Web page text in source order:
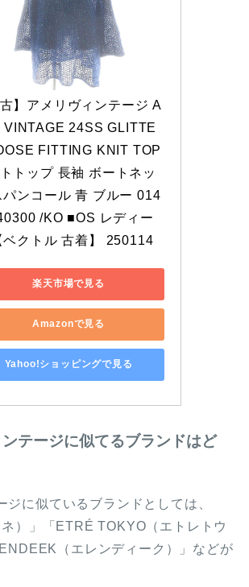
古】アメリヴィンテージ A
VINTAGE 24SS GLITTE
FITTING KNIT TOP
トップ 長袖 ボートネッ
パンコール 青 ブルー 014
/KO ■OS レディー
ベクトル 古着】 250114
楽天市場で見る
Amazonで見る
Yahoo!ショッピングで見る
テージに似てるブランドはど
ジに似ているブランドとしては、
ネ）」「ETRÉ TOKYO（エトレトウ
（エレンディーク）」などが